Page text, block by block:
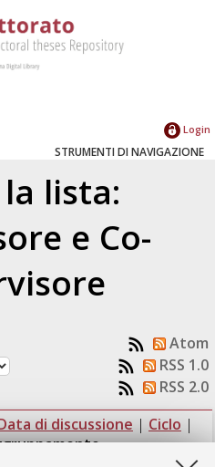
Login
STRUMENTI DI NAVIGAZIONE
lista:
e Co-
Atom
RSS 1.0
RSS 2.0
di discussione | Ciclo |